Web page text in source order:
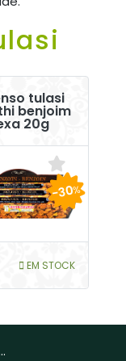
tulasi
benjoim
20g
EM STOCK
-30%